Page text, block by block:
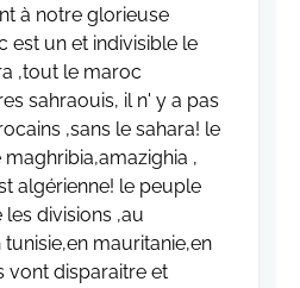
à notre glorieuse
est un et indivisible le
,tout le maroc
sahraouis, il n' y a pas
,sans le sahara! le
,
algérienne! le peuple
divisions ,au
mauritanie,en
vont disparaitre et